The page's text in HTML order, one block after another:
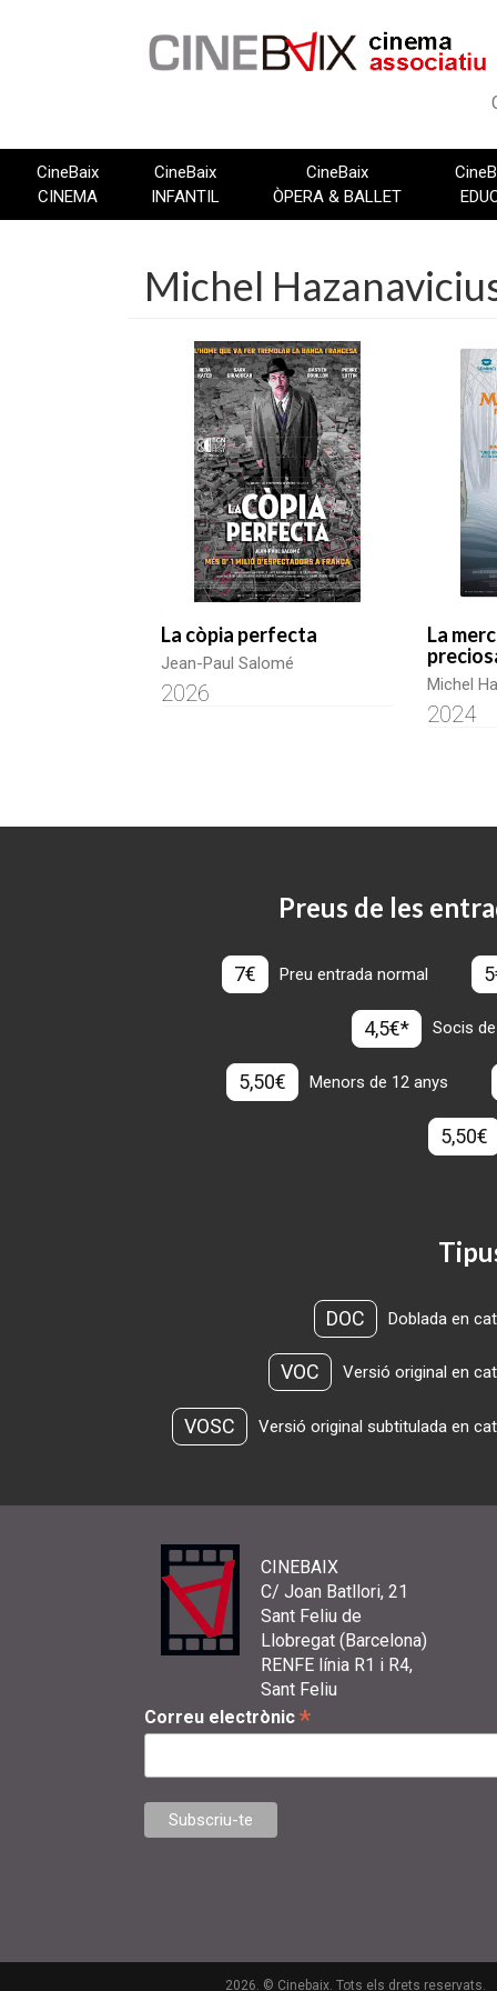
CineBaix
CINEMA
CineBaix
INFANTIL
CineBaix
ÒPERA & BALLET
Michel
La còpia perfecta
Jean-Paul Salomé
2026
La
Michel
2024
Preus de les
7€ Preu entrada normal
4,5€* Socis
5,50€ Menors de 12 anys
5,50€
DOC Doblada en
VOC Versió original en
VOSC Versió original subtitulada en
CINEBAIX
C/ Joan Batllori, 21
Sant Feliu de
Llobregat (Barcelona)
RENFE línia R1 i R4,
Sant Feliu
Correu electrònic *
2026. © Cinebaix. Tots els drets reservats.